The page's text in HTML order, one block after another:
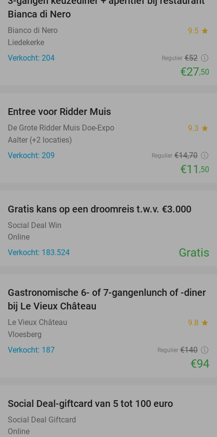
47%
Bianca di Nero
Bianco di Nero 9.5 star
Liedekerke
Verkocht: 204
Regulier €52
€27,50
TODAY
Entree voor Ridder Muis
De Grote Ridder Muis Doe-Expo 9.3 star
Aalter (+2 locaties)
Verkocht: 209
Regulier €14,70
€11 ,50
Gratis kans op een droomreis t.w.v. €3.000
Social Deal Win
Online
Verkocht: 183.524
Gratis
33%
Gastronomische 6- of 7-gangenlunch of -diner
bij Le Vieux Château
Le Vieux Château 9.8 star
Vloesberg
Verkocht: 187
Regulier €140
€94
Social Deal-giftcard van 5 tot 100 euro
Social Deal Giftcard
Online